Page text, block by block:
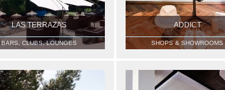
LAS TERRAZAS
BARS, CLUBS, LOUNGES
ADDICT
SHOPS & SHOWROOMS